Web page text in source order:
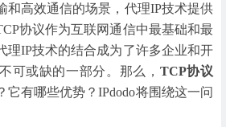
和高效通信的场景，代理IP技术提供
协议作为互联网通信中最基础和最
理IP技术的结合成为了许多企业和开
可或缺的一部分。那么， TCP协议
它有哪些优势？IPdodo将围绕这一问